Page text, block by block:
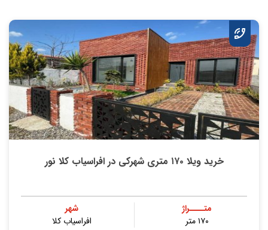
خرید ویلا ۱۷۰ متری شهرکی در افراسیاب کلا نور
متــــراژ
۱۷۰ متر
شهر
افراسیاب کلا